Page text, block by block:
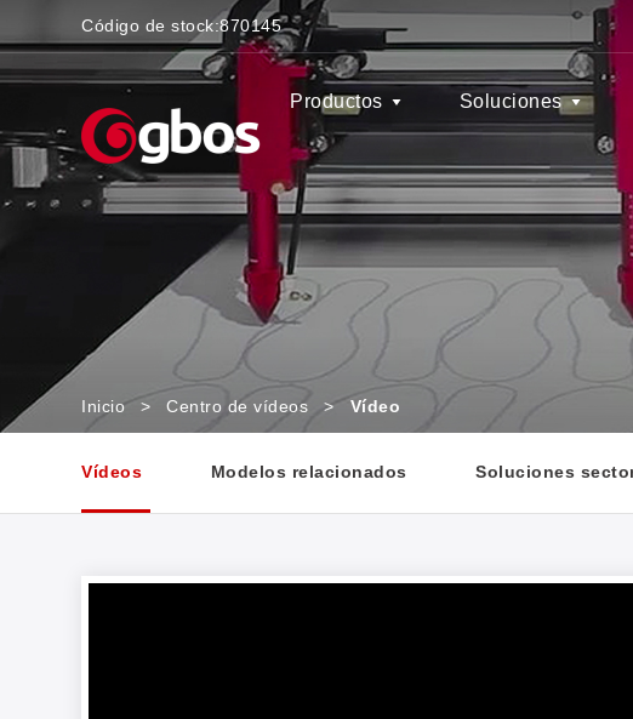
Código de stock:870145
Productos Soluciones
Inicio > Centro de vídeos > Vídeo
Vídeos Modelos relacionados Soluciones